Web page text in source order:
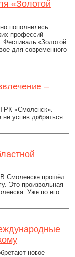
«Золотой
пополнились
профессий –
Фестиваль «Золотой
для современного
–
«Смоленск».
успев добраться
Смоленске прошёл
Это произвольная
Уже по его
новое